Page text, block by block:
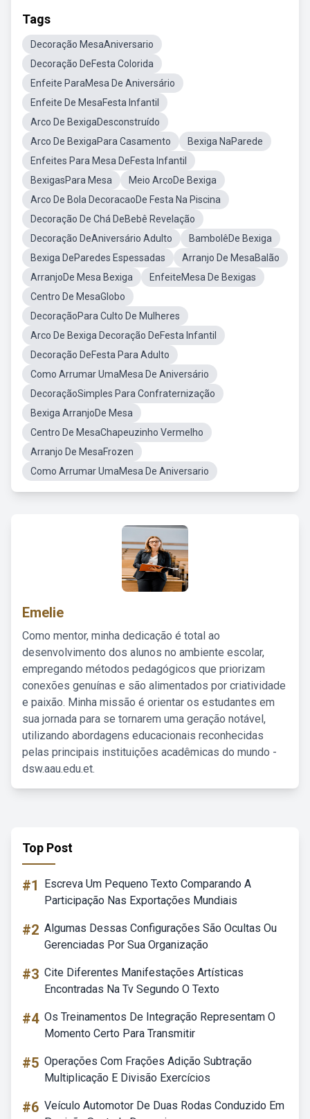
Tags
Decoração MesaAniversario
Decoração DeFesta Colorida
Enfeite ParaMesa De Aniversário
Enfeite De MesaFesta Infantil
Arco De BexigaDesconstruído
Arco De BexigaPara Casamento
Bexiga NaParede
Enfeites Para Mesa DeFesta Infantil
BexigasPara Mesa
Meio ArcoDe Bexiga
Arco De Bola DecoracaoDe Festa Na Piscina
Decoração De Chá DeBebê Revelação
Decoração DeAniversário Adulto
BambolêDe Bexiga
Bexiga DeParedes Espessadas
Arranjo De MesaBalão
ArranjoDe Mesa Bexiga
EnfeiteMesa De Bexigas
Centro De MesaGlobo
DecoraçãoPara Culto De Mulheres
Arco De Bexiga Decoração DeFesta Infantil
Decoração DeFesta Para Adulto
Como Arrumar UmaMesa De Aniversário
DecoraçãoSimples Para Confraternização
Bexiga ArranjoDe Mesa
Centro De MesaChapeuzinho Vermelho
Arranjo De MesaFrozen
Como Arrumar UmaMesa De Aniversario
Emelie
Como mentor, minha dedicação é total ao
desenvolvimento dos alunos no ambiente escolar,
empregando métodos pedagógicos que priorizam
conexões genuínas e são alimentados por criatividade
e paixão. Minha missão é orientar os estudantes em
sua jornada para se tornarem uma geração notável,
utilizando abordagens educacionais reconhecidas
pelas principais instituições acadêmicas do mundo -
dsw.aau.edu.et.
Top Post
#1
Escreva Um Pequeno Texto Comparando A
Participação Nas Exportações Mundiais
#2 Algumas Dessas Configurações São Ocultas Ou
Gerenciadas Por Sua Organização
#3 Cite Diferentes Manifestações Artísticas
Encontradas Na Tv Segundo O Texto
#4 Os Treinamentos De Integração Representam O
Momento Certo Para Transmitir
#5 Operações Com Frações Adição Subtração
Multiplicação E Divisão Exercícios
#6 Veículo Automotor De Duas Rodas Conduzido Em